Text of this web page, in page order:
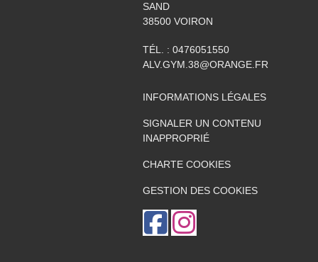
SAND
38500 VOIRON
TÉL. : 0476051550
ALV.GYM.38@ORANGE.FR
INFORMATIONS LÉGALES
SIGNALER UN CONTENU
INAPPROPRIÉ
CHARTE COOKIES
GESTION DES COOKIES